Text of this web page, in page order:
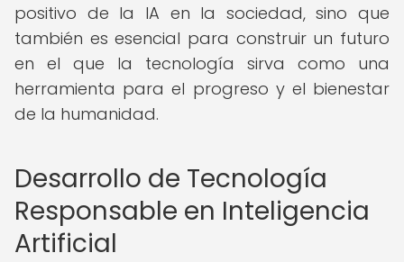
positivo de la IA en la sociedad, sino que
también es esencial para construir un futuro
en el que la tecnología sirva como una
herramienta para el progreso y el bienestar
de la humanidad.
Desarrollo de Tecnología
Responsable en Inteligencia
Artificial